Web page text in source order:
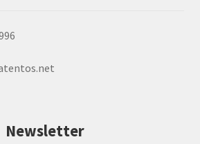
Newsletter